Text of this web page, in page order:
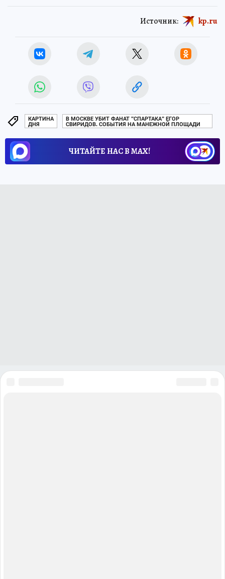
Источник: kp.ru
КАРТИНА
ДНЯ
В МОСКВЕ УБИТ ФАНАТ "СПАРТАКА" ЕГОР
СВИРИДОВ. СОБЫТИЯ НА МАНЕЖНОЙ ПЛОЩАДИ
ЧИТАЙТЕ НАС В МАХ!